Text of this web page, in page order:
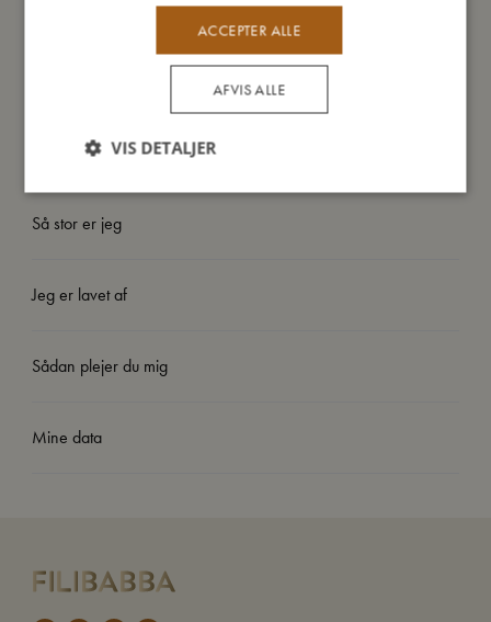
- Fremstillet af 100% LFGB-certificeret, fødevaregodkendt
- Fleksibelt materiale gør det nemt at få portionerne ud.
- Tætsluttende låg holder maden frisk.
- Egnet til fryser, opvaskemaskine og mikroovn (låget skal
fjernes).
Så stor er jeg
Jeg er lavet af
Sådan plejer du mig
Mine data
ACCEPTER ALLE
AFVIS ALLE
VIS DETALJER